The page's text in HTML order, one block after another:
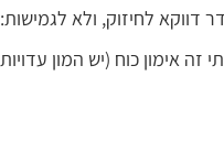
דווקא לחיזוק, ולא לגמישות:
אימון כוח (יש המון עדויות